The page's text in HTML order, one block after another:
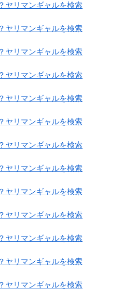
ヤリマンギャルを検索
ヤリマンギャルを検索
ヤリマンギャルを検索
ヤリマンギャルを検索
ヤリマンギャルを検索
ヤリマンギャルを検索
ヤリマンギャルを検索
ヤリマンギャルを検索
ヤリマンギャルを検索
ヤリマンギャルを検索
ヤリマンギャルを検索
ヤリマンギャルを検索
ヤリマンギャルを検索